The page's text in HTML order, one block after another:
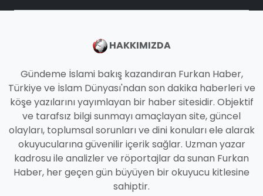
HAKKIMIZDA
Gündeme İslami bakış kazandıran Furkan Haber,
Türkiye ve İslam Dünyası'ndan son dakika haberleri ve
köşe yazılarını yayımlayan bir haber sitesidir. Objektif
ve tarafsız bilgi sunmayı amaçlayan site, güncel
olayları, toplumsal sorunları ve dini konuları ele alarak
okuyucularına güvenilir içerik sağlar. Uzman yazar
kadrosu ile analizler ve röportajlar da sunan Furkan
Haber, her geçen gün büyüyen bir okuyucu kitlesine
sahiptir.